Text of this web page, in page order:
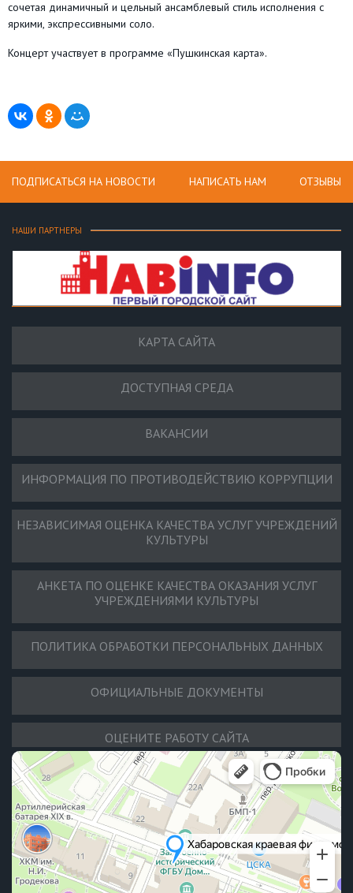
сочетая динамичный и цельный ансамблевый стиль исполнения с
яркими, экспрессивными соло.
Концерт участвует в программе «Пушкинская карта».
ПОДПИСАТЬСЯ НА НОВОСТИ НАПИСАТЬ НАМ ОТЗЫВЫ
НАШИ ПАРТНЕРЫ
КАРТА САЙТА
ДОСТУПНАЯ СРЕДА
ВАКАНСИИ
ИНФОРМАЦИЯ ПО ПРОТИВОДЕЙСТВИЮ КОРРУПЦИИ
НЕЗАВИСИМАЯ ОЦЕНКА КАЧЕСТВА УСЛУГ УЧРЕЖДЕНИЙ
КУЛЬТУРЫ
АНКЕТА ПО ОЦЕНКЕ КАЧЕСТВА ОКАЗАНИЯ УСЛУГ
УЧРЕЖДЕНИЯМИ КУЛЬТУРЫ
ПОЛИТИКА ОБРАБОТКИ ПЕРСОНАЛЬНЫХ ДАННЫХ
ОФИЦИАЛЬНЫЕ ДОКУМЕНТЫ
ОЦЕНИТЕ РАБОТУ САЙТА